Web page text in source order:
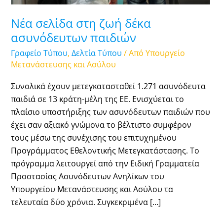
Νέα σελίδα στη ζωή δέκα
ασυνόδευτων παιδιών
Γραφείο Τύπου, Δελτία Τύπου / Από Υπουργείο
Μετανάστευσης και Ασύλου
Συνολικά έχουν μετεγκατασταθεί 1.271 ασυνόδευτα
παιδιά σε 13 κράτη-μέλη της ΕΕ. Ενισχύεται το
πλαίσιο υποστήριξης των ασυνόδευτων παιδιών που
έχει σαν αξιακό γνώμονα το βέλτιστο συμφέρον
τους μέσω της συνέχισης του επιτυχημένου
Προγράμματος Εθελοντικής Μετεγκατάστασης. Το
πρόγραμμα λειτουργεί από την Ειδική Γραμματεία
Προστασίας Ασυνόδευτων Ανηλίκων του
Υπουργείου Μετανάστευσης και Ασύλου τα
τελευταία δύο χρόνια. Συγκεκριμένα […]